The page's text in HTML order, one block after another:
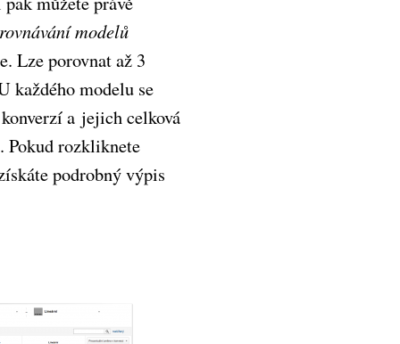
modelů
Lze porovnat až 3
každého modelu se
a jejich celková
Pokud rozkliknete
podrobný výpis